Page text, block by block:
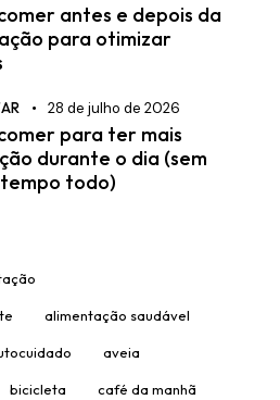
antes e depois da
para otimizar
28 de julho de 2026
para ter mais
durante o dia (sem
todo)
alimentação saudável
aveia
bicicleta café da manhã